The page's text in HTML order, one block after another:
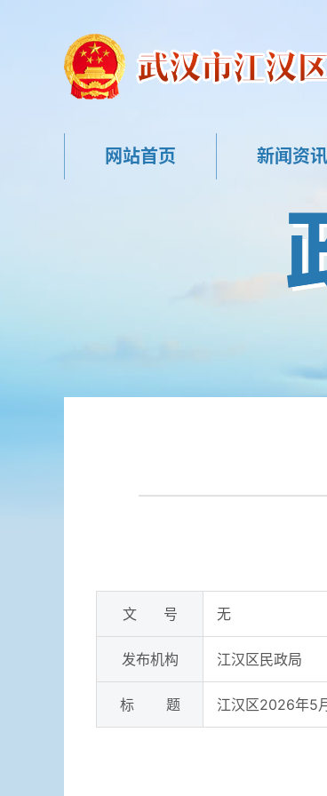
网站首页 新闻资讯
文 号 无
发布机构 江汉区民政局
标 题 江汉区2026年5